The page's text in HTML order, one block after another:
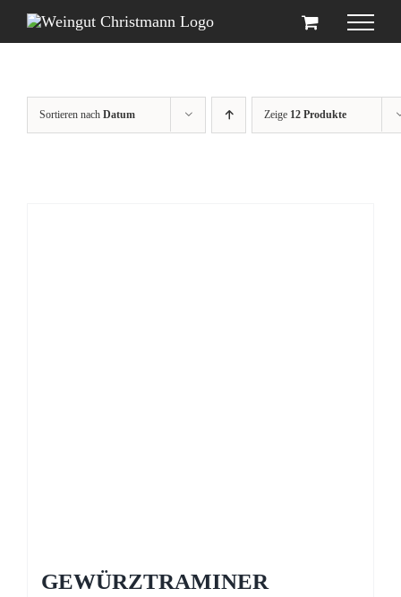
Zum
Inhalt
Sortieren nach Datum Zeige 12 Produkte
GEWÜRZTRAMINER